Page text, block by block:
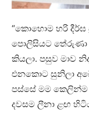
“කොහොම හරි දීර්ඝ
පොලිසියට තේරුණා
කියලා. පසුව මාව
එනකොට සුනිලා
පස්සේ මම
දවසම ලීනා ළඟ